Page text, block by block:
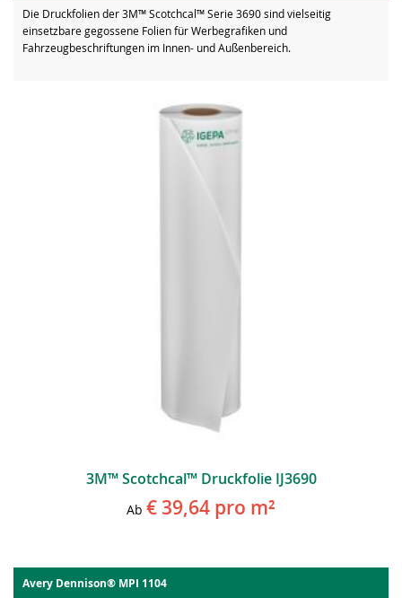
Die Druckfolien der 3M™ Scotchcal™ Serie 3690 sind vielseitig
einsetzbare gegossene Folien für Werbegrafiken und
Fahrzeugbeschriftungen im Innen- und Außenbereich.
3M™ Scotchcal™ Druckfolie IJ3690
Ab € 39,64 pro m²
Avery Dennison® MPI 1104